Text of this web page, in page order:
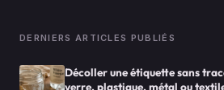
DERNIERS ARTICLES PUBLIÉS
Décoller une étiquette sans
verre, plastique, métal ou